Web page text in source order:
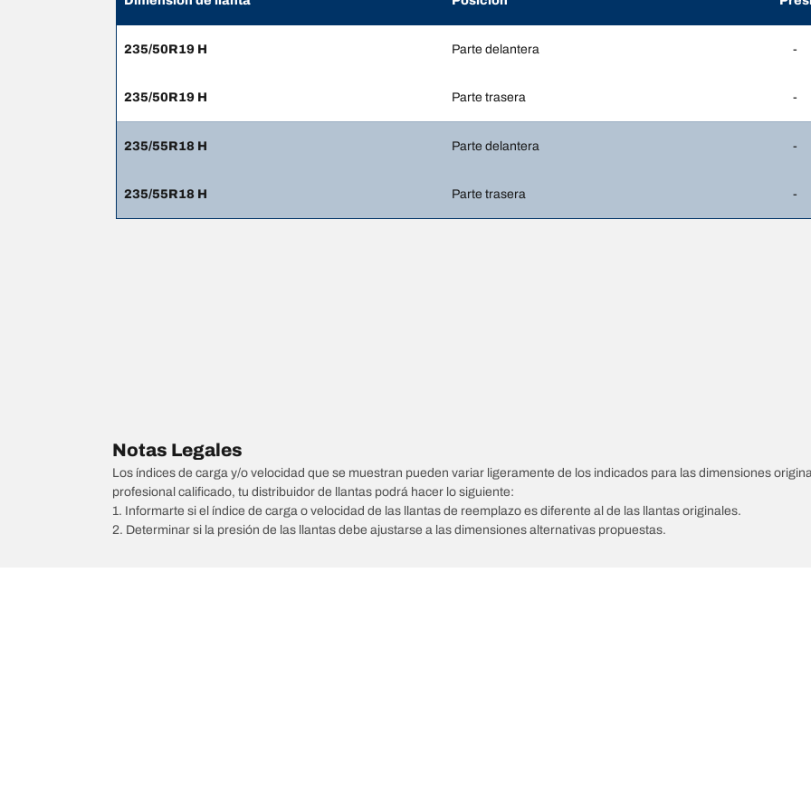
235/50R19 H Parte delantera -
235/50R19 H Parte trasera -
235/55R18 H Parte delantera -
235/55R18 H Parte trasera -
Notas Legales
Los índices de carga y/o velocidad que se muestran pueden variar ligeramente de los indicados para las dimensiones
profesional calificado, tu distribuidor de llantas podrá hacer lo siguiente:
1. Informarte si el índice de carga o velocidad de las llantas de reemplazo es diferente al de las llantas originales.
2. Determinar si la presión de las llantas debe ajustarse a las dimensiones alternativas propuestas.